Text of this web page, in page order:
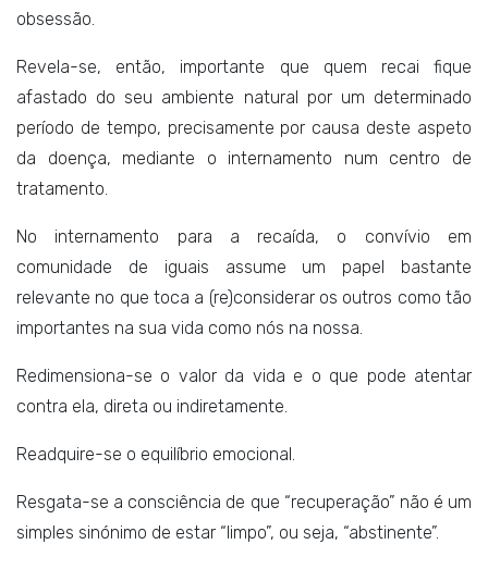
obsessão.
Revela-se, então, importante que quem recai fique
afastado do seu ambiente natural por um determinado
período de tempo, precisamente por causa deste aspeto
da doença, mediante o internamento num centro de
tratamento.
No internamento para a recaída, o convívio em
comunidade de iguais assume um papel bastante
relevante no que toca a (re)considerar os outros como tão
importantes na sua vida como nós na nossa.
Redimensiona-se o valor da vida e o que pode atentar
contra ela, direta ou indiretamente.
Readquire-se o equilíbrio emocional.
Resgata-se a consciência de que “recuperação” não é um
simples sinónimo de estar “limpo”, ou seja, “abstinente”.